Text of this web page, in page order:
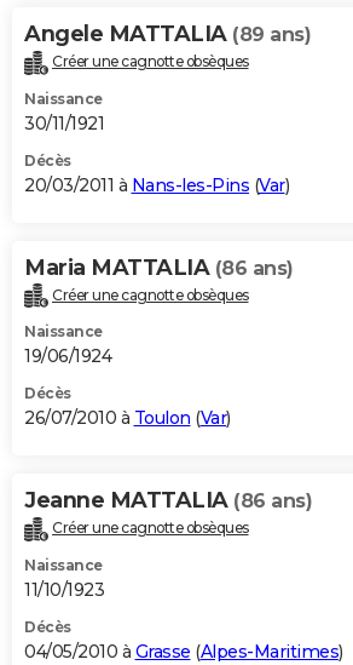
Angele MATTALIA (89 ans)
Créer une cagnotte obsèques
Naissance
30/11/1921
Décès
20/03/2011 à Nans-les-Pins (Var)
Maria MATTALIA (86 ans)
Créer une cagnotte obsèques
Naissance
19/06/1924
Décès
26/07/2010 à Toulon (Var)
Jeanne MATTALIA (86 ans)
Créer une cagnotte obsèques
Naissance
11/10/1923
Décès
04/05/2010 à Grasse (Alpes-Maritimes)